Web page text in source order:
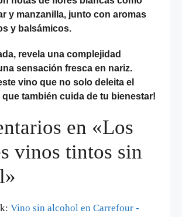
y manzanilla, junto con aromas
y balsámicos.
revela una complejidad
sensación fresca en nariz.
vino que no solo deleita el
que también cuida de tu bienestar!
en «Los
vinos tintos sin
Vino sin alcohol en Carrefour -